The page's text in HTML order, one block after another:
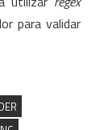
para validar